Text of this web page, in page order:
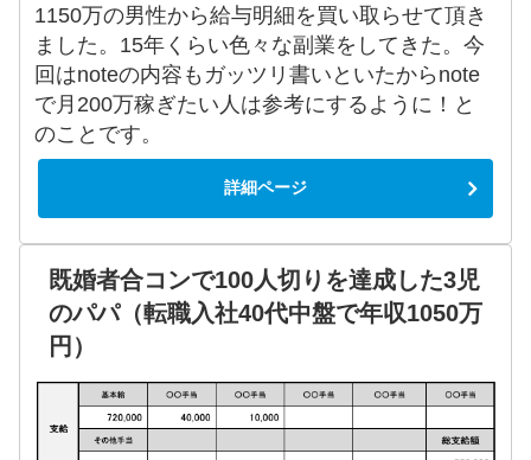
1150万の男性から給与明細を買い取らせて頂き
ました。15年くらい色々な副業をしてきた。今
回はnoteの内容もガッツリ書いといたからnote
で月200万稼ぎたい人は参考にするように！と
のことです。
詳細ページ
既婚者合コンで100人切りを達成した3児
のパパ（転職入社40代中盤で年収1050万
円）